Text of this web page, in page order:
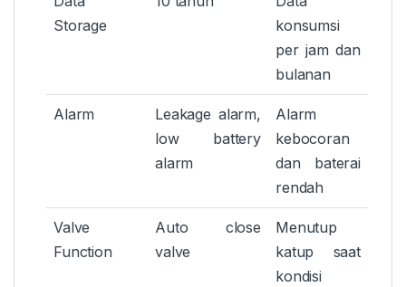
Storage
konsumsi
per jam dan
bulanan
Alarm
Leakage alarm,
low battery
alarm
Alarm
kebocoran
dan baterai
rendah
Valve
Function
Auto close
valve
Menutup
katup saat
kondisi